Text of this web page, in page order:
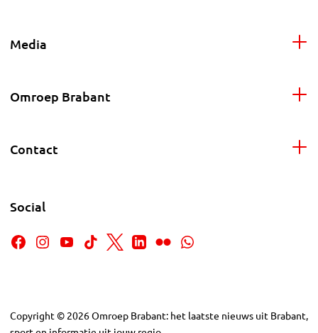
Media
Omroep Brabant
Contact
Social
Copyright © 2026Omroep Brabant: het laatste nieuws uit Brabant,